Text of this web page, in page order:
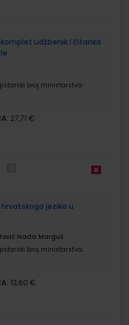
komplet udžbenik i čitanka
broj ministarstva:
27,71 €
hrvatskoga jezika u
Nada Marguš
broj ministarstva:
13,60 €